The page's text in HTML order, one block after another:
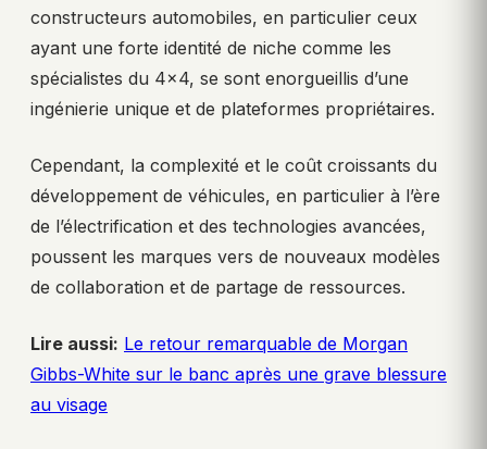
constructeurs automobiles, en particulier ceux
ayant une forte identité de niche comme les
spécialistes du 4×4, se sont enorgueillis d’une
ingénierie unique et de plateformes propriétaires.
Cependant, la complexité et le coût croissants du
développement de véhicules, en particulier à l’ère
de l’électrification et des technologies avancées,
poussent les marques vers de nouveaux modèles
de collaboration et de partage de ressources.
Lire aussi: Le retour remarquable de Morgan
Gibbs-White sur le banc après une grave blessure
au visage